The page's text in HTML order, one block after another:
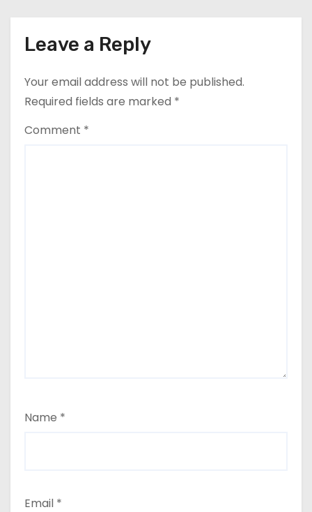
o
n
Leave a Reply
Your email address will not be published.
Required fields are marked *
Comment *
Name *
Email *